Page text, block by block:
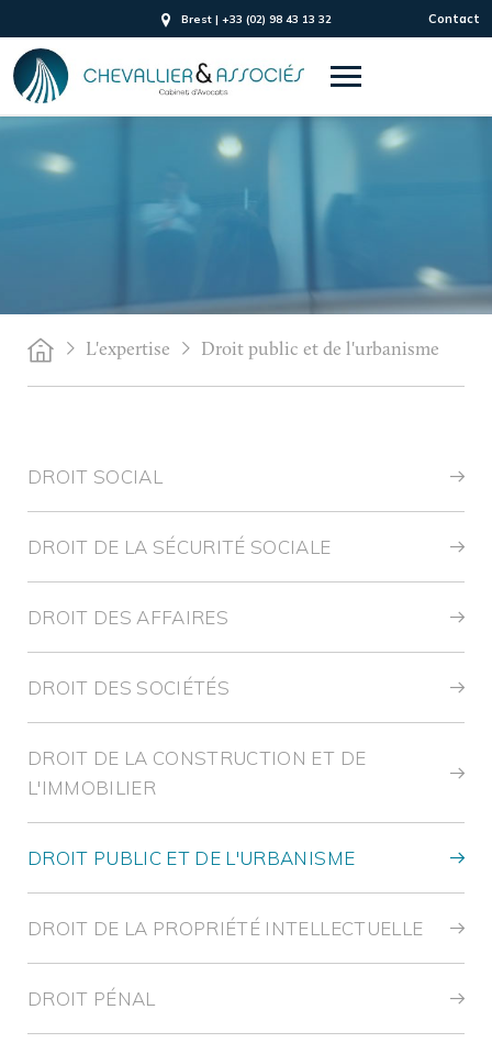
Brest | +33 (02) 98 43 13 32 Contact
L'expertise Droit public et de l'urbanisme
DROIT SOCIAL
DROIT DE LA SÉCURITÉ SOCIALE
DROIT DES AFFAIRES
DROIT DES SOCIÉTÉS
DROIT DE LA CONSTRUCTION ET DE
L'IMMOBILIER
DROIT PUBLIC ET DE L'URBANISME
DROIT DE LA PROPRIÉTÉ INTELLECTUELLE
DROIT PÉNAL